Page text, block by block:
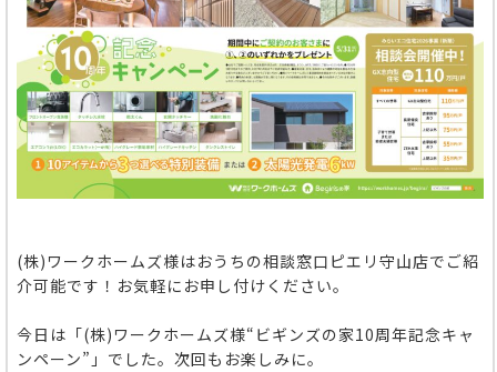
(株)ワークホームズ様はおうちの相談窓口ピエリ守山店でご紹
介可能です！お気軽にお申し付けください。
今日は「(株)ワークホームズ様“ビギンズの家10周年記念キャ
ンペーン”」でした。次回もお楽しみに。